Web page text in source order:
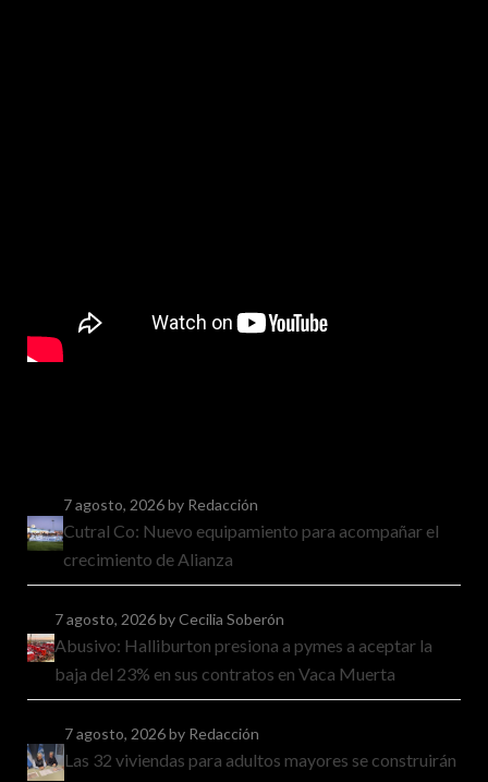
7 agosto, 2026by Redacción
Cutral Co: Nuevo equipamiento para acompañar el
crecimiento de Alianza
7 agosto, 2026by Cecilia Soberón
Abusivo: Halliburton presiona a pymes a aceptar la
baja del 23% en sus contratos en Vaca Muerta
7 agosto, 2026by Redacción
Las 32 viviendas para adultos mayores se construirán